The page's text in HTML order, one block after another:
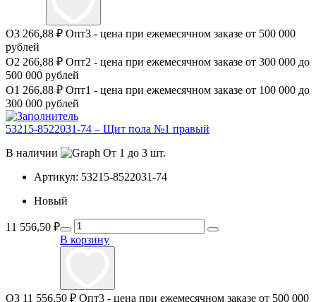
О3 266,88 ₽ Опт3 - цена при ежемесячном заказе от 500 000
рублей
О2 266,88 ₽ Опт2 - цена при ежемесячном заказе от 300 000 до
500 000 рублей
О1 266,88 ₽ Опт1 - цена при ежемесячном заказе от 100 000 до
300 000 рублей
53215-8522031-74 – Щит пола №1 правый
В наличии
От 1 до 3 шт.
Артикул: 53215-8522031-74
Новый
11 556,50 ₽
В корзину
О3 11 556,50 ₽ Опт3 - цена при ежемесячном заказе от 500 000